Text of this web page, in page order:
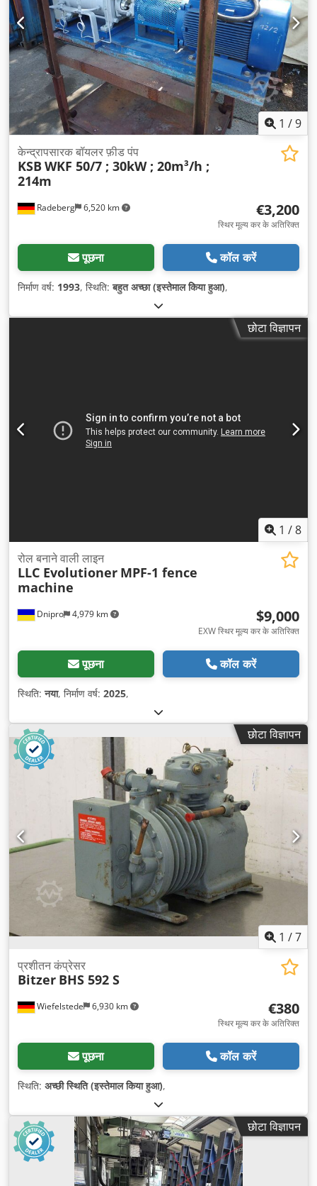
1 /9
Radeberg 6,520 km
केन्द्रापसारक बॉयलर फ़ीड पंप
KSB WKF 50/7 ; 30kW ; 20m³/h ;
214m
€3,200
स्थिर मूल्य कर के अतिरिक्त
पूछना कॉल करें
निर्माण वर्ष: 1993, स्थिति:बहुत अच्छा (इस्तेमाल किया हुआ),
छोटा विज्ञापन
1 /8
Dnipro 4,979 km
रोल बनाने वाली लाइन
LLC Evolutioner MPF-1 fence
machine
$9,000
EXW स्थिर मूल्य कर के अतिरिक्त
पूछना कॉल करें
स्थिति:नया, निर्माण वर्ष: 2025,
छोटा विज्ञापन
1 /7
Wiefelstede 6,930 km
प्रशीतन कंप्रेसर
Bitzer BHS 592 S
€380
स्थिर मूल्य कर के अतिरिक्त
पूछना कॉल करें
स्थिति: अच्छी स्थिति (इस्तेमाल किया हुआ),
छोटा विज्ञापन